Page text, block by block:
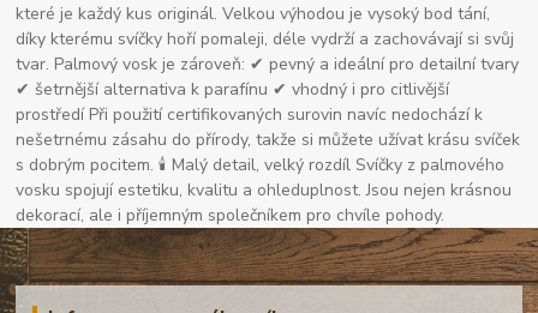
které je každý kus originál. Velkou výhodou je vysoký bod tání,
díky kterému svíčky hoří pomaleji, déle vydrží a zachovávají si svůj
tvar. Palmový vosk je zároveň: ✔ pevný a ideální pro detailní tvary
✔ šetrnější alternativa k parafínu ✔ vhodný i pro citlivější
prostředí Při použití certifikovaných surovin navíc nedochází k
nešetrnému zásahu do přírody, takže si můžete užívat krásu svíček
s dobrým pocitem. 🕯 Malý detail, velký rozdíl Svíčky z palmového
vosku spojují estetiku, kvalitu a ohleduplnost. Jsou nejen krásnou
dekorací, ale i příjemným společníkem pro chvíle pohody.